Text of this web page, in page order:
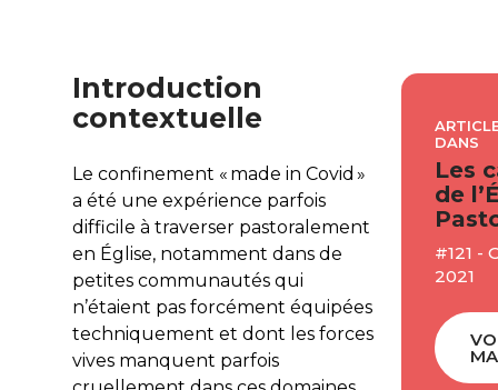
Introduction
contextuelle
Le confinement « made in Covid »
a été une expérience parfois
difficile à traverser pastoralement
en Église, notamment dans de
petites communautés qui
n’étaient pas forcément équipées
techniquement et dont les forces
vives manquent parfois
DANS
Les
de
#121 -
2021